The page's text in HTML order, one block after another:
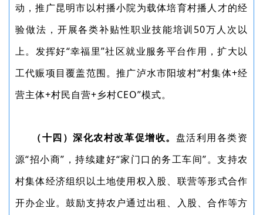
动，推广昆明市以村播小院为载体培育村播人才的经
验做法，开展各类补贴性职业技能培训50万人次以
上。发挥好“幸福里”社区就业服务平台作用，扩大以
工代赈项目覆盖范围。推广泸水市阳坡村“村集体+经
营主体+村民自营+乡村CEO”模式。
（十四）深化农村改革促增收。 盘活利用各类资
源“招小商”，持续建好“家门口的务工车间”。支持农
村集体经济组织以土地使用权入股、联营等形式合作
开办企业。鼓励支持农户通过出租、入股、合作等方